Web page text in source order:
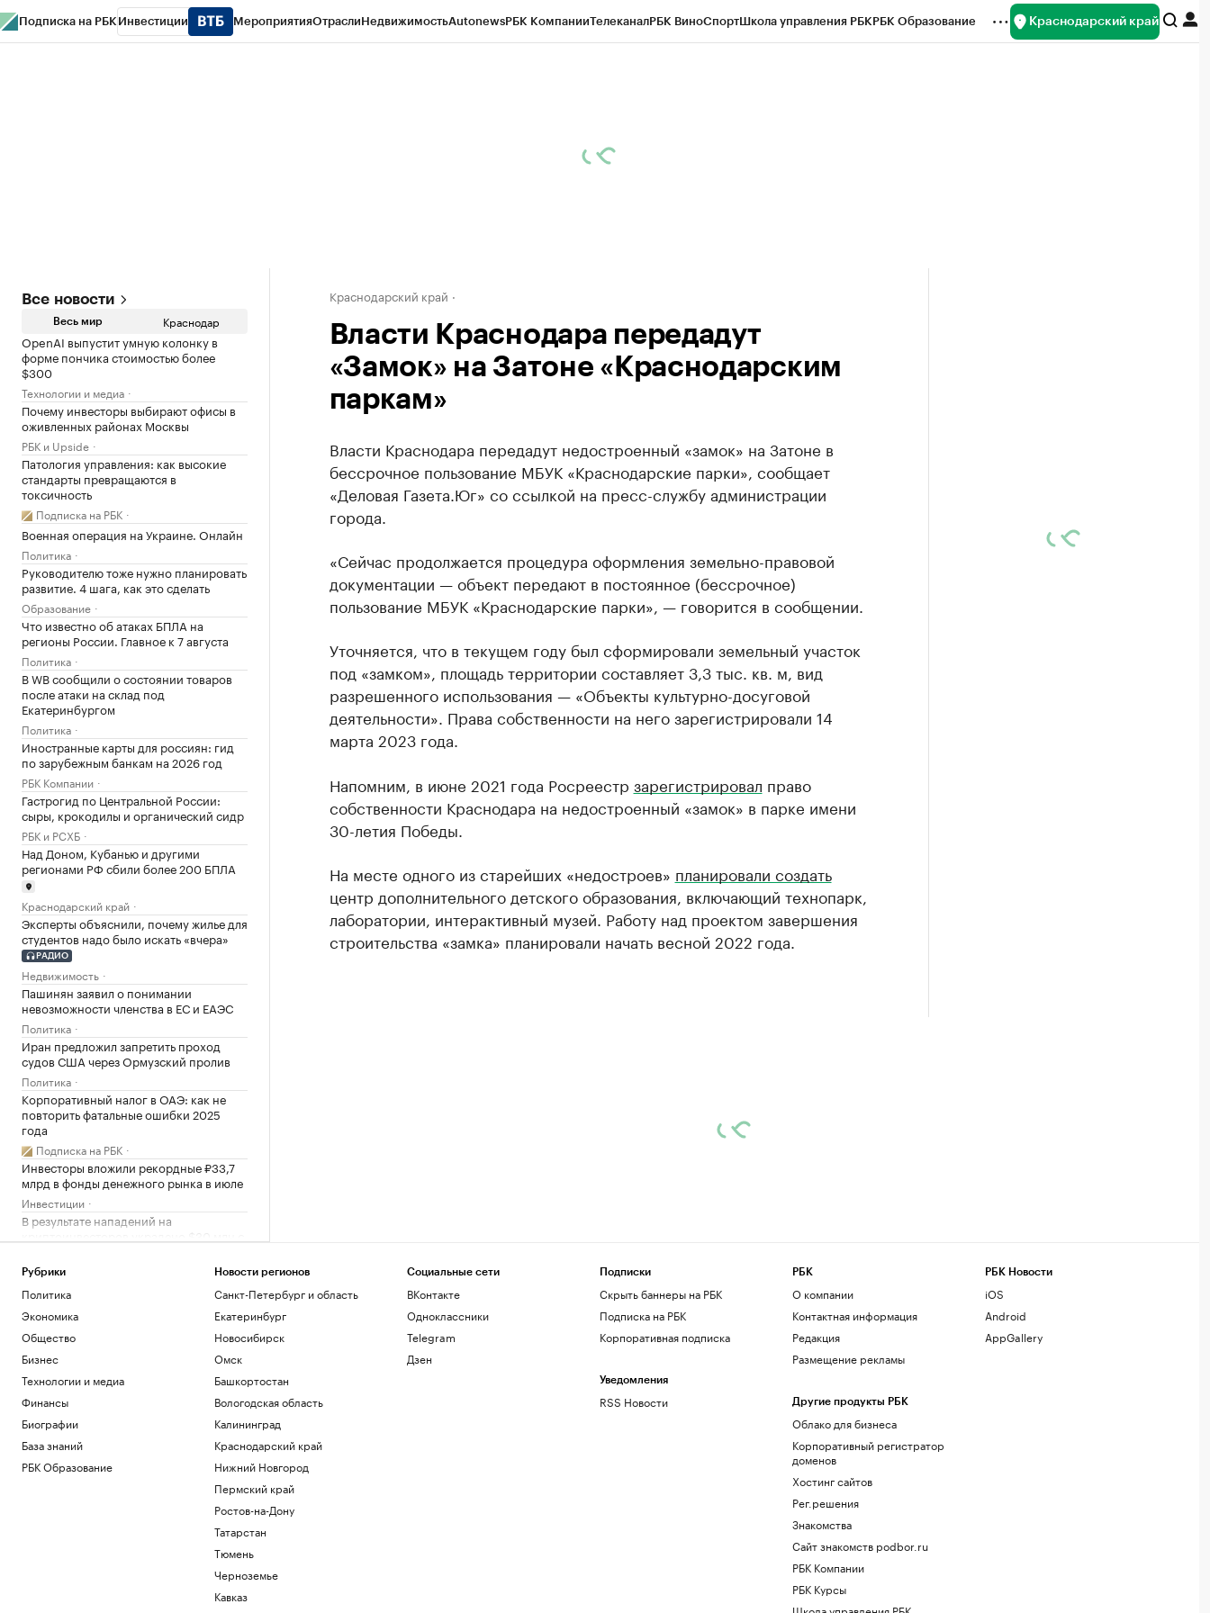
Подписка на РБК Инвестиции МероприятияОтраслиНедвижимостьAutonewsРБК КомпанииТелеканалРБК ВиноСпортШкола управления РБКРБК Образование Краснодарский край
Все новости
Весь мир Краснодар
OpenAI выпустит умную колонку в
форме пончика стоимостью более
$300
Технологии и медиа
Почему инвесторы выбирают офисы в
оживленных районах Москвы
РБК и Upside
Патология управления: как высокие
стандарты превращаются в
токсичность
Подписка на РБК
Военная операция на Украине. Онлайн
Политика
Руководителю тоже нужно планировать
развитие. 4 шага, как это сделать
Образование
Что известно об атаках БПЛА на
регионы России. Главное к 7 августа
Политика
В WB сообщили о состоянии товаров
после атаки на склад под
Екатеринбургом
Политика
Иностранные карты для россиян: гид
по зарубежным банкам на 2026 год
РБК Компании
Гастрогид по Центральной России:
сыры, крокодилы и органический сидр
РБК и РСХБ
Над Доном, Кубанью и другими
регионами РФ сбили более 200 БПЛА
Краснодарский край
Эксперты объяснили, почему жилье для
студентов надо было искать «вчера»
РАДИО
Недвижимость
Пашинян заявил о понимании
невозможности членства в ЕС и ЕАЭС
Политика
Иран предложил запретить проход
судов США через Ормузский пролив
Политика
Корпоративный налог в ОАЭ: как не
повторить фатальные ошибки 2025
года
Подписка на РБК
Инвесторы вложили рекордные ₽33,7
млрд в фонды денежного рынка в июле
Инвестиции
В результате нападений на
Крипто
Финансы после 60: ошибки, которые
стоят дорого
РБК Компании
Туапсинский морской коммерческий
порт подал иск на бывшего владельца
Чему и как сегодня учат топ-
менеджеров: тренды EdTech для
управленцев
Образование
Россияне борются с тревожностью в
конных клубах. Как устроен их бизнес
Краснодарский край
Власти Краснодара передадут
«Замок» на Затоне «Краснодарским
паркам»
Власти Краснодара передадут недостроенный «замок» на Затоне в
бессрочное пользование МБУК «Краснодарские парки», сообщает
«Деловая Газета.Юг» со ссылкой на пресс-службу администрации
города.
«Сейчас продолжается процедура оформления земельно-правовой
документации — объект передают в постоянное (бессрочное)
пользование МБУК «Краснодарские парки», — говорится в сообщении.
Уточняется, что в текущем году был сформировали земельный участок
под «замком», площадь территории составляет 3,3 тыс. кв. м, вид
разрешенного использования — «Объекты культурно-досуговой
деятельности». Права собственности на него зарегистрировали 14
марта 2023 года.
Напомним, в июне 2021 года Росреестр зарегистрировал право
собственности Краснодара на недостроенный «замок» в парке имени
30-летия Победы.
На месте одного из старейших «недостроев» планировали создать
центр дополнительного детского образования, включающий технопарк,
лаборатории, интерактивный музей. Работу над проектом завершения
строительства «замка» планировали начать весной 2022 года.
Рубрики
Политика
Экономика
Общество
Бизнес
Технологии и медиа
Финансы
Биографии
База знаний
РБК Образование
Новости регионов
Санкт-Петербург и область
Екатеринбург
Новосибирск
Омск
Башкортостан
Вологодская область
Калининград
Краснодарский край
Нижний Новгород
Пермский край
Ростов-на-Дону
Татарстан
Тюмень
Черноземье
Кавказ
Социальные сети
ВКонтакте
Одноклассники
Telegram
Дзен
Подписки
Скрыть баннеры на РБК
Подписка на РБК
Корпоративная подписка
Уведомления
RSS Новости
РБК
О компании
Контактная информация
Редакция
Размещение рекламы
Другие продукты РБК
Облако для бизнеса
Корпоративный регистратор
доменов
Хостинг сайтов
Рег.решения
Знакомства
Сайт знакомств podbor.ru
РБК Компании
РБК Курсы
РБК Новости
iOS
Android
AppGallery